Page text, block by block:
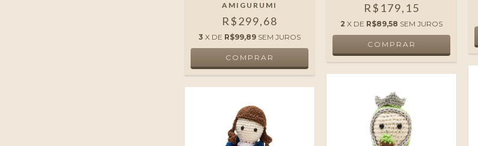
AMIGURUMI
R$299,68
3 X DE R$99,89 SEM JUROS
R$179,15
2 X DE R$89,58 SEM JUROS